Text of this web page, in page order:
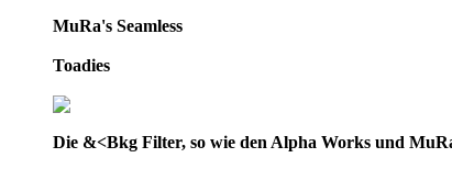
MuRa's Seamless
Toadies
Die &<Bkg Filter, so wie den Alpha Works und